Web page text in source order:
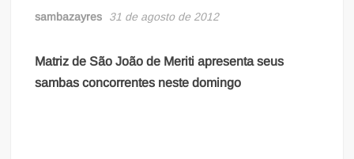
sambazayres 31 de agosto de 2012
Matriz de São João de Meriti apresenta seus
sambas concorrentes neste domingo